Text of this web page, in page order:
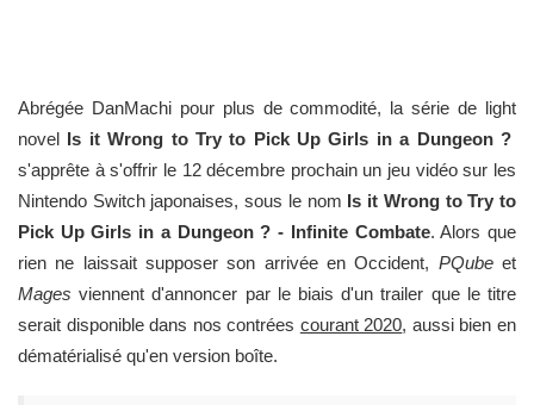
Abrégée DanMachi pour plus de commodité, la série de light
novel Is it Wrong to Try to Pick Up Girls in a Dungeon ?
s'apprête à s'offrir le 12 décembre prochain un jeu vidéo sur les
Nintendo Switch japonaises, sous le nom Is it Wrong to Try to
Pick Up Girls in a Dungeon ? - Infinite Combate. Alors que
rien ne laissait supposer son arrivée en Occident, PQubeet
Mages viennent d'annoncer par le biais d'un trailer que le titre
serait disponible dans nos contrées courant 2020, aussi bien en
dématérialisé qu'en version boîte.